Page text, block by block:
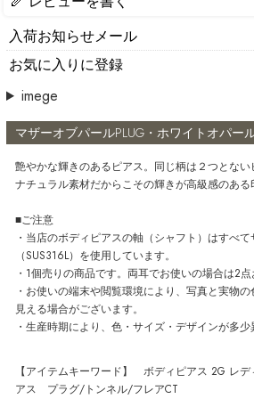
入荷お知らせメール
お気に入りに登録
imege
マザーオブパールPLUG・ホワイトオパー
艶やかな輝きのあるピアス。同じ柄は２つとない
ナチュラル素材だからこその輝きが高級感のある
■ご注意
・当店のボディピアスの軸（シャフト）はすべ
（SUS316L）を使用しています。
・1個売りの商品です。両耳でお使いの場合は2点
・お使いの端末や閲覧環境により、写真と実物
見える場合がございます。
・生産時期により、色・サイズ・デザインが多少
【アイテムキーワード】 ボディピアス 2G レ
アス プラグ/トンネル/フレアCT